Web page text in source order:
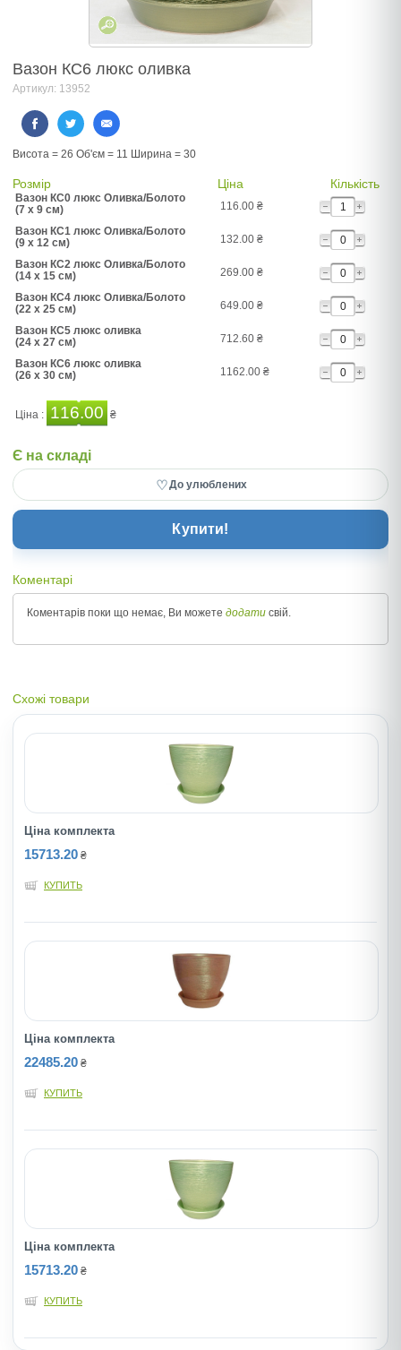
Вазон КС6 люкс оливка
Артикул: 13952
Висота = 26 Об'єм = 11 Ширина = 30
Розмір Ціна Кількість
Вазон КС0 люкс Оливка/Болото
(7 x 9 см)
116.00 ₴
Вазон КС1 люкс Оливка/Болото
(9 x 12 см)
132.00 ₴
Вазон КС2 люкс Оливка/Болото
(14 x 15 см)
269.00 ₴
Вазон КС4 люкс Оливка/Болото
(22 x 25 см)
649.00 ₴
Вазон КС5 люкс оливка
(24 x 27 см)
712.60 ₴
Вазон КС6 люкс оливка
(26 x 30 см)
1162.00 ₴
Ціна : 116.00 ₴
Є на складі
♡До улюблених
Купити!
Коментарі
Коментарів поки що немає, Ви можете додати свій.
Схожі товари
Ціна комплекта
15713.20 ₴
КУПИТЬ
Ціна комплекта
22485.20 ₴
КУПИТЬ
Ціна комплекта
15713.20 ₴
КУПИТЬ